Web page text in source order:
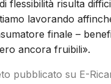
flessibilità risulta
lavorando
finale –
ancora fruibili».
pubblicato su E-